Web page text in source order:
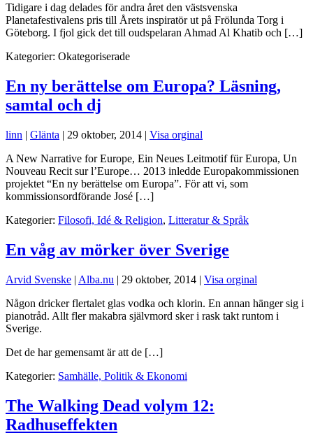
Tidigare i dag delades för andra året den västsvenska
Planetafestivalens pris till Årets inspiratör ut på Frölunda Torg i
Göteborg. I fjol gick det till oudspelaran Ahmad Al Khatib och […]
Kategorier: Okategoriserade
En ny berättelse om Europa? Läsning,
samtal och dj
linn | Glänta | 29 oktober, 2014 | Visa orginal
A New Narrative for Europe, Ein Neues Leitmotif für Europa, Un
Nouveau Recit sur l’Europe… 2013 inledde Europakommissionen
projektet “En ny berättelse om Europa”. För att vi, som
kommissionsordförande José […]
Kategorier: Filosofi, Idé & Religion, Litteratur & Språk
En våg av mörker över Sverige
Arvid Svenske | Alba.nu | 29 oktober, 2014 | Visa orginal
Någon dricker flertalet glas vodka och klorin. En annan hänger sig i
pianotråd. Allt fler makabra självmord sker i rask takt runtom i
Sverige.
Det de har gemensamt är att de […]
Kategorier: Samhälle, Politik & Ekonomi
The Walking Dead volym 12:
Radhuseffekten